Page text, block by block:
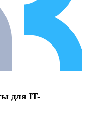
для IT-